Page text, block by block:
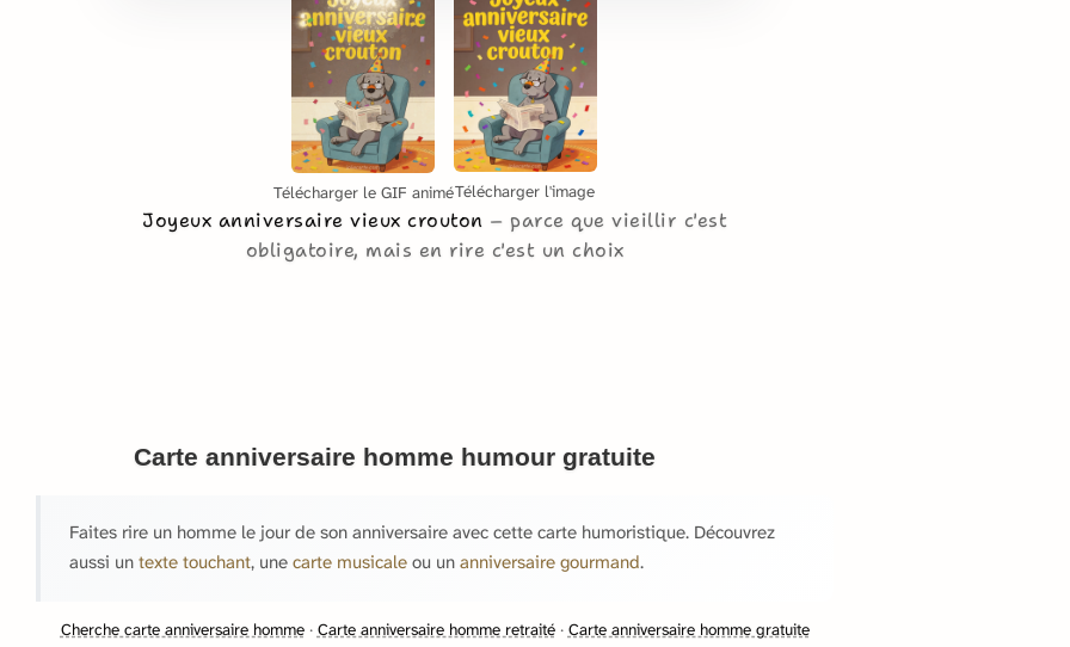
Télécharger le GIF animéTélécharger l'image
Joyeux anniversaire vieux crouton
parce que vieillir c'est
obligatoire, mais en rire c'est un choix
Carte anniversaire homme humour gratuite
Faites rire un homme le jour de son anniversaire avec cette carte humoristique. Découvrez
aussi un texte touchant, une carte musicale ou un anniversaire gourmand.
Cherche carte anniversaire homme· Carte anniversaire homme retraité· Carte anniversaire homme gratuite